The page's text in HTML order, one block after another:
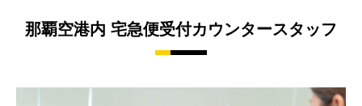
那覇空港内 宅急便受付カウンタースタッフ